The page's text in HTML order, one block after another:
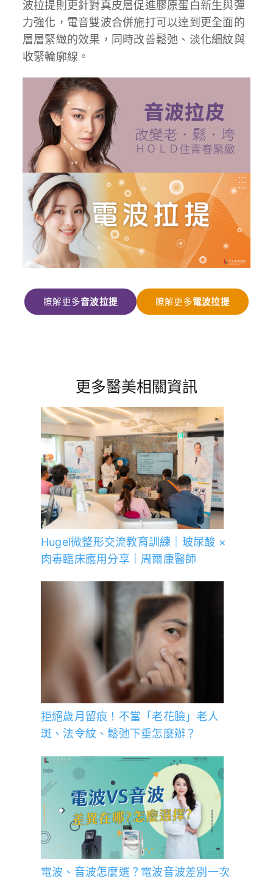
波拉提則更針對真皮層促進膠原蛋白新生與彈
力強化，電音雙波合併施打可以達到更全面的
層層緊緻的效果，同時改善鬆弛、淡化細紋與
收緊輪廓線。
瞭解更多音波拉提 瞭解更多電波拉提
更多醫美相關資訊
Hugel微整形交流教育訓練｜玻尿酸 ×
肉毒臨床應用分享｜周爾康醫師
拒絕歲月留痕！不當「老花臉」老人
斑、法令紋、鬆弛下垂怎麼辦？
電波、音波怎麼選？電波音波差別一次